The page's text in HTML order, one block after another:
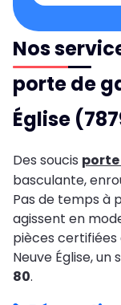
Nos
porte de
Église
Des soucis
basculante,
Pas de temps à
agissent en
pièces certifiées
Neuve Église, un
80.